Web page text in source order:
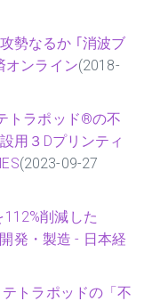
勢なるか ｢消波ブ
オンライン(2018-
トラポッド®の不
用３Dプリンティ
(2023-09-27
削減した
発・製造 - 日本経
トラポッドの「不